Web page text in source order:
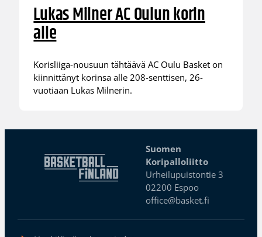
Lukas Milner AC Oulun korin
alle
Korisliiga-nousuun tähtäävä AC Oulu Basket on
kiinnittänyt korinsa alle 208-senttisen, 26-
vuotiaan Lukas Milnerin.
Suomen
Koripalloliitto
Urheilupuistontie 3
02200 Espoo
office@basket.fi